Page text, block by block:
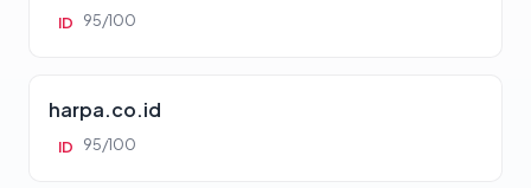
ID 95/100
harpa.co.id
ID 95/100